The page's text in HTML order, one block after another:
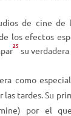
de cine
los efectos
25 su
como
las tardes. Su
) por el